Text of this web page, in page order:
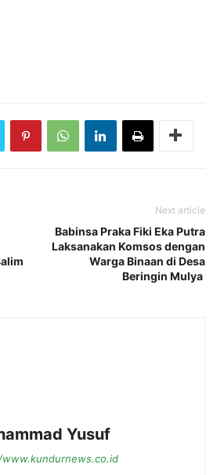
Next article
Babinsa Praka Fiki Eka Putra
Laksanakan Komsos dengan
Warga Binaan di Desa
Beringin Mulya
Yusuf